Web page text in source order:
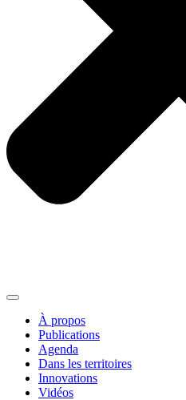
À propos
Publications
Agenda
Dans les territoires
Innovations
Vidéos